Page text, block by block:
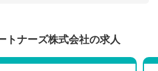
トナーズ株式会社の求人